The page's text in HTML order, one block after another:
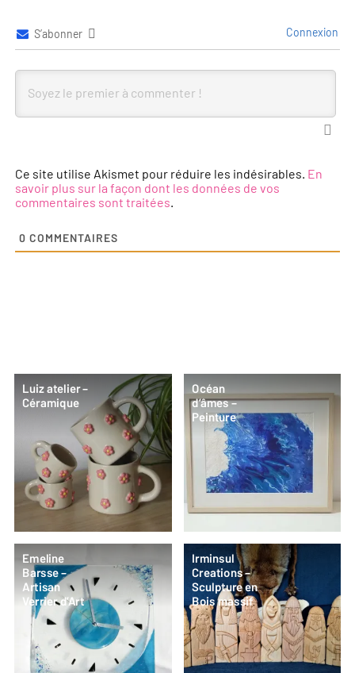
S’abonner Connexion
Ce site utilise Akismet pour réduire les indésirables. En
savoir plus sur la façon dont les données de vos
commentaires sont traitées.
0 COMMENTAIRES
Luiz atelier –
Céramique
Océan
d’âmes –
Peinture
Emeline
Barsse –
Artisan
Verrier d’Art
Irminsul
Creations –
Sculpture en
Bois massif